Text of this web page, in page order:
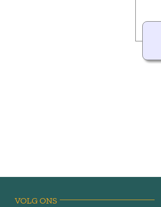
VOLG ONS